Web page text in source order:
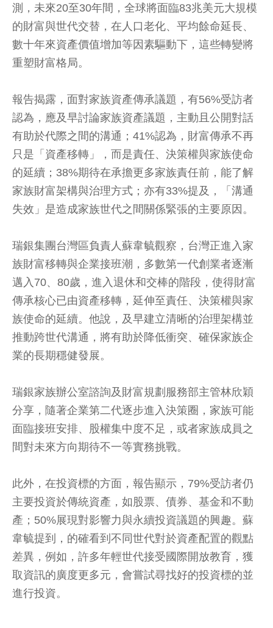
測，未來20至30年間，全球將面臨83兆美元大規模
的財富與世代交替，在人口老化、平均餘命延長、
數十年來資產價值增加等因素驅動下，這些轉變將
重塑財富格局。
報告揭露，面對家族資產傳承議題，有56%受訪者
認為，應及早討論家族資產議題，主動且公開對話
有助於代際之間的溝通；41%認為，財富傳承不再
只是「資產移轉」，而是責任、決策權與家族使命
的延續；38%期待在承擔更多家族責任前，能了解
家族財富架構與治理方式；亦有33%提及，「溝通
失效」是造成家族世代之間關係緊張的主要原因。
瑞銀集團台灣區負責人蘇韋毓觀察，台灣正進入家
族財富移轉與企業接班潮，多數第一代創業者逐漸
邁入70、80歲，進入退休和交棒的階段，使得財富
傳承核心已由資產移轉，延伸至責任、決策權與家
族使命的延續。他說，及早建立清晰的治理架構並
推動跨世代溝通，將有助於降低衝突、確保家族企
業的長期穩健發展。
瑞銀家族辦公室諮詢及財富規劃服務部主管林欣穎
分享，隨著企業第二代逐步進入決策圈，家族可能
面臨接班安排、股權集中度不足，或者家族成員之
間對未來方向期待不一等實務挑戰。
此外，在投資標的方面，報告顯示，79%受訪者仍
主要投資於傳統資產，如股票、債券、基金和不動
產；50%展現對影響力與永續投資議題的興趣。蘇
韋毓提到，的確看到不同世代對於資產配置的觀點
差異，例如，許多年輕世代接受國際開放教育，獲
取資訊的廣度更多元，會嘗試尋找好的投資標的並
進行投資。